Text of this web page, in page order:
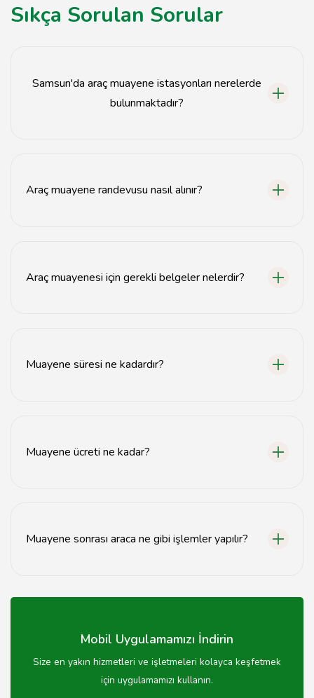
Sıkça Sorulan Sorular
Samsun'da araç muayene istasyonları nerelerde
bulunmaktadır?
Araç muayene randevusu nasıl alınır?
Araç muayenesi için gerekli belgeler nelerdir?
Muayene süresi ne kadardır?
Muayene ücreti ne kadar?
Muayene sonrası araca ne gibi işlemler yapılır?
gerekli onarımlar yapılmalıdır.
Mobil Uygulamamızı İndirin
Size en yakın hizmetleri ve işletmeleri kolayca keşfetmek
için uygulamamızı kullanın.